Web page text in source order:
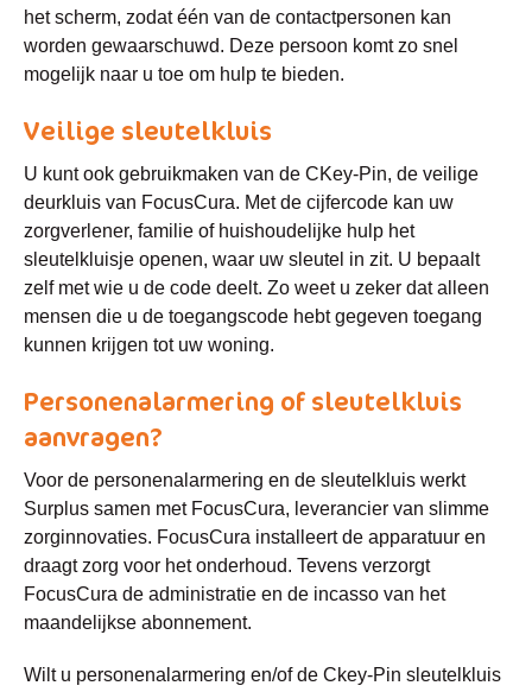
het scherm, zodat één van de contactpersonen kan
worden gewaarschuwd. Deze persoon komt zo snel
mogelijk naar u toe om hulp te bieden.
Veilige sleutelkluis
U kunt ook gebruikmaken van de CKey-Pin, de veilige
deurkluis van FocusCura. Met de cijfercode kan uw
zorgverlener, familie of huishoudelijke hulp het
sleutelkluisje openen, waar uw sleutel in zit. U bepaalt
zelf met wie u de code deelt. Zo weet u zeker dat alleen
mensen die u de toegangscode hebt gegeven toegang
kunnen krijgen tot uw woning.
Personenalarmering of sleutelkluis
aanvragen?
Voor de personenalarmering en de sleutelkluis werkt
Surplus samen met FocusCura, leverancier van slimme
zorginnovaties. FocusCura installeert de apparatuur en
draagt zorg voor het onderhoud. Tevens verzorgt
FocusCura de administratie en de incasso van het
maandelijkse abonnement.
Wilt u personenalarmering en/of de Ckey-Pin sleutelkluis